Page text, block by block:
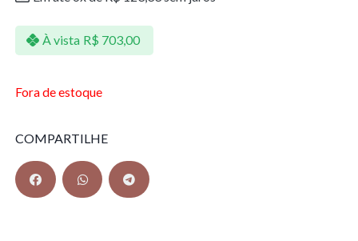
À vista R$ 703,00
Fora de estoque
COMPARTILHE